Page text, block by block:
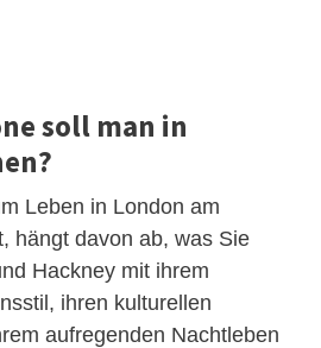
soll man in
Leben in London am
hängt davon ab, was Sie
Hackney mit ihrem
ihren kulturellen
aufregenden Nachtleben